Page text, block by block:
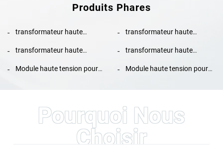
Produits Phares
transformateur haute
transformateur haute
transformateur haute
transformateur haute
Module haute tension pour
Module haute tension pour
Pourquoi Nous
Choisir